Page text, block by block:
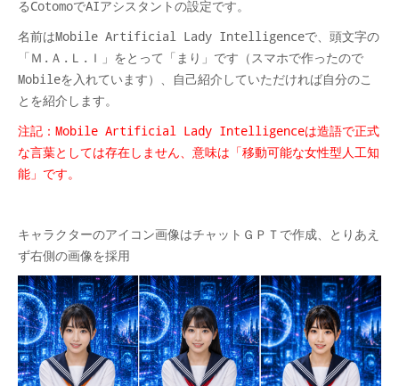
るCotomoでAIアシスタントの設定です。
名前はMobile Artificial Lady Intelligenceで、頭文字の
「Ｍ.Ａ.Ｌ.Ｉ」をとって「まり」です（スマホで作ったので
Mobileを入れています）、自己紹介していただければ自分のこ
とを紹介します。
注記：Mobile Artificial Lady Intelligenceは造語で正式
な言葉としては存在しません、意味は「移動可能な女性型人工知
能」です。
キャラクターのアイコン画像はチャットＧＰＴで作成、とりあえ
ず右側の画像を採用